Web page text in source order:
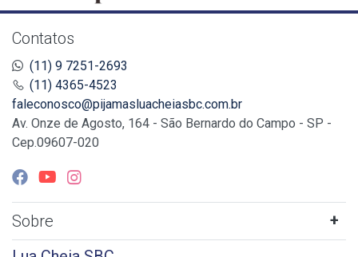
Contatos
(11) 9 7251-2693
(11) 4365-4523
faleconosco@pijamasluacheiasbc.com.br
Av. Onze de Agosto, 164 - São Bernardo do Campo - SP -
Cep.09607-020
Sobre